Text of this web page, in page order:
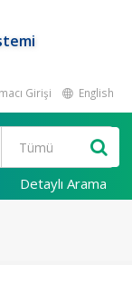
Girişi English
Detaylı Arama